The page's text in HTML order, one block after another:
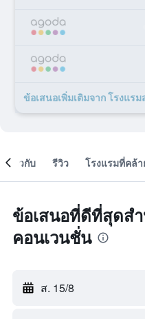
ข้อเสนอเพิ่มเติมจาก โรงแร
เกี่ยวกับ รีวิว โรงแรมที่คล้
ข้อเสนอที่ดีที่สุดส
คอนเวนชั่น
ส. 15/8